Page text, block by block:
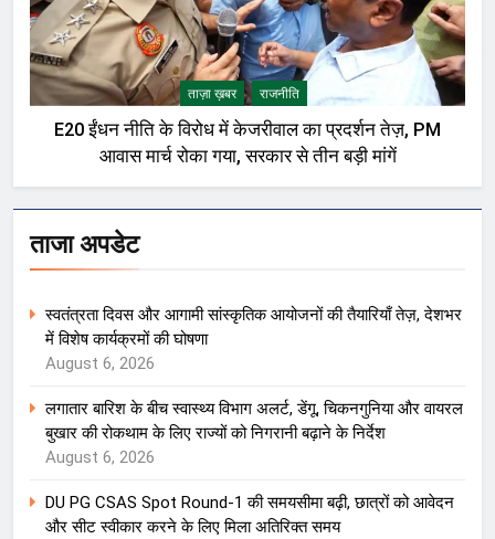
ताज़ा ख़बर राजनीति
E20 ईंधन नीति के विरोध में केजरीवाल का प्रदर्शन तेज़, PM
आवास मार्च रोका गया, सरकार से तीन बड़ी मांगें
ताजा अपडेट
स्वतंत्रता दिवस और आगामी सांस्कृतिक आयोजनों की तैयारियाँ तेज़, देशभर
में विशेष कार्यक्रमों की घोषणा
August 6, 2026
लगातार बारिश के बीच स्वास्थ्य विभाग अलर्ट, डेंगू, चिकनगुनिया और वायरल
बुखार की रोकथाम के लिए राज्यों को निगरानी बढ़ाने के निर्देश
August 6, 2026
DU PG CSAS Spot Round-1 की समयसीमा बढ़ी, छात्रों को आवेदन
और सीट स्वीकार करने के लिए मिला अतिरिक्त समय